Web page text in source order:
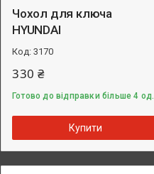
Чохол для ключа
HYUNDAI
3170
330 ₴
Готово до відправки більше 4 од.
Купити